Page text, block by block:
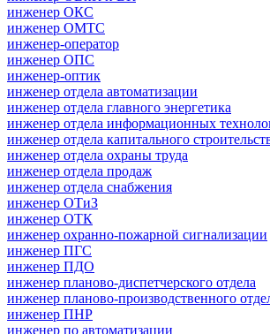
инженер ОКС
инженер ОМТС
инженер-оператор
инженер ОПС
инженер-оптик
инженер отдела автоматизации
инженер отдела главного энергетика
инженер отдела информационных
инженер отдела капитального
инженер отдела охраны труда
инженер отдела продаж
инженер отдела снабжения
инженер ОТиЗ
инженер ОТК
инженер охранно-пожарной сигнализации
инженер ПГС
инженер ПДО
инженер планово-диспетчерского отдела
инженер планово-производственного
инженер ПНР
инженер по автоматизации